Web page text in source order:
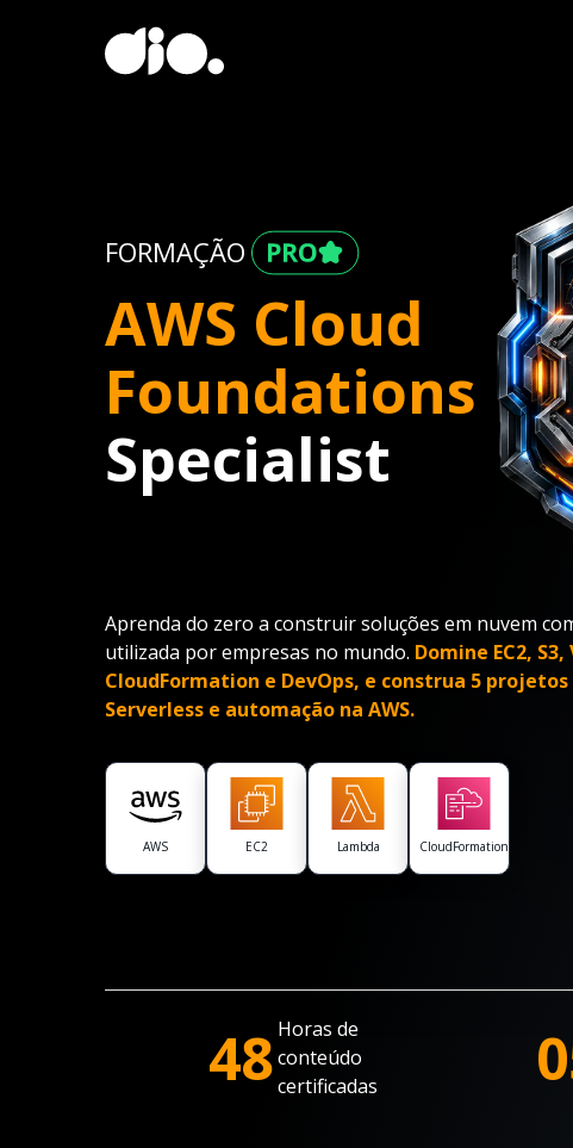
FORMAÇÃO
AWS Cloud
Foundations
Specialist
Aprenda do zero a construir soluções em nuvem
utilizada por empresas no mundo. Domine EC2, S3,
CloudFormation e DevOps, e construa 5
Serverless e automação na AWS.
AWS EC2 Lambda CloudFormation
48 Horas de
conteúdo
certificadas